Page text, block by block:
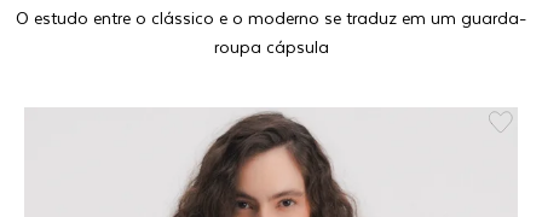
O estudo entre o clássico e o moderno se traduz em um guarda-
roupa cápsula